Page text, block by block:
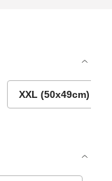
XXL (50x49cm)